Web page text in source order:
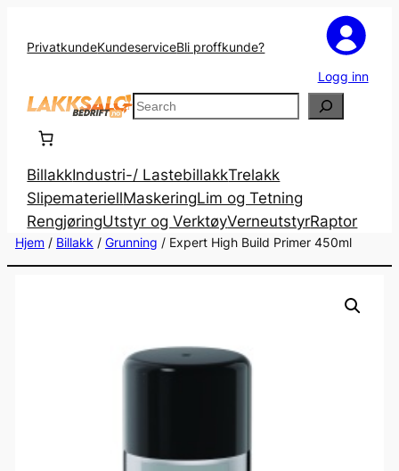
PrivatkundeKundeserviceBli proffkunde?
Logg inn
Search
BillakkIndustri-/ LastebillakkTrelakk
SlipemateriellMaskeringLim og Tetning
RengjøringUtstyr og VerktøyVerneutstyrRaptor
Hjem/ Billakk / Grunning / Expert High Build Primer 450ml